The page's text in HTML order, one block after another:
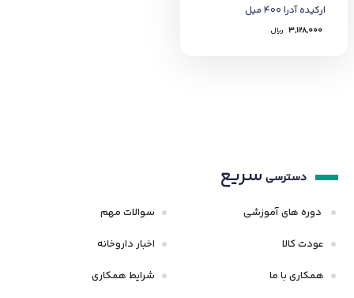
ارکیده آدرا 400 میل
3,128,000 ﷼
دسترسی سریع
دوره های آموزشی
عودت کالا
همکاری با ما
سوالات مهم
اخبار داروخانه
شرایط همکاری